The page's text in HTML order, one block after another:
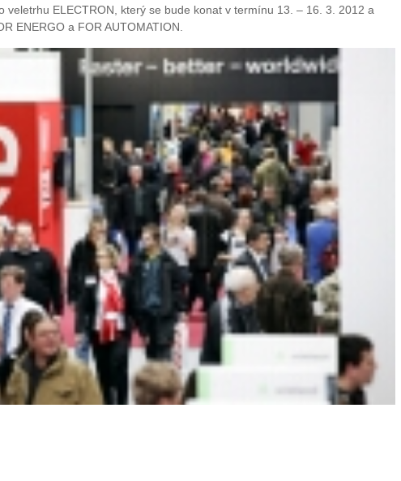
veletrhu ELECTRON, který se bude konat v termínu 13. – 16. 3. 2012 a
ENERGO a FOR AUTOMATION.